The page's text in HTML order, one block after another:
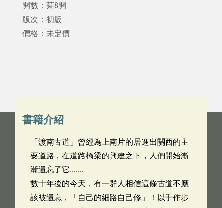
開數：菊8開
版次：初版
價格：未定價
書籍介紹
「渡南古道」曾經為上南片的居進出關西的主
要道路，在道路橋梁的興建之下，人們開始漸
漸遺忘了它.......
數十年後的今天，有一群人相信這條古道不應
該被遺忘，「自己的細路自己修」！以手作步